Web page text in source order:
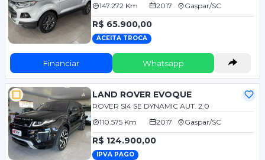
147.272 Km
2017 Gaspar/SC
R$ 65.900,00
ACEITA TROCA
Financiar Whatsapp
LAND ROVER EVOQUE
ROVER SI4 SE DYNAMIC AUT. 2.0
110.575 Km
2017 Gaspar/SC
R$ 124.900,00
IPVA PAGO